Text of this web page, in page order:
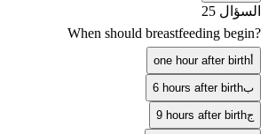
السؤال 25
When should breastfeeding begin?
one hour after birth
ب6 hours after birth
ج9 hours after birth